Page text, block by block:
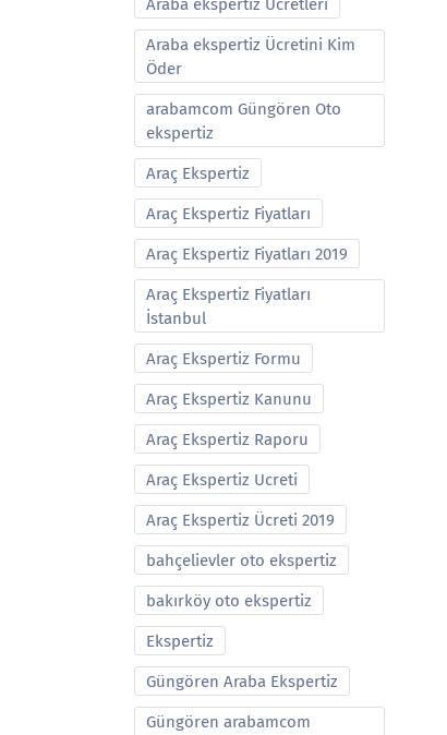
Araba ekspertiz Ucretleri
Araba ekspertiz Ücretini Kim
Öder
arabamcom Güngören Oto
ekspertiz
Araç Ekspertiz
Araç Ekspertiz Fiyatları
Araç Ekspertiz Fiyatları 2019
Araç Ekspertiz Fiyatları
İstanbul
Araç Ekspertiz Formu
Araç Ekspertiz Kanunu
Araç Ekspertiz Raporu
Araç Ekspertiz Ucreti
Araç Ekspertiz Ücreti 2019
bahçelievler oto ekspertiz
bakırköy oto ekspertiz
Ekspertiz
Güngören Araba Ekspertiz
Güngören arabamcom